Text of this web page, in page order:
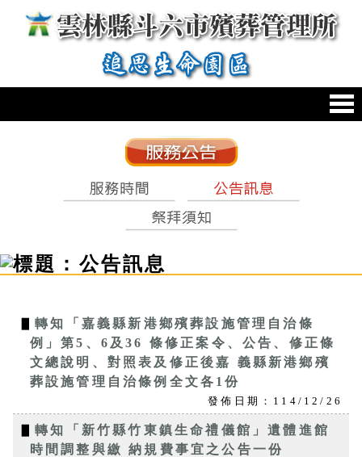
跳到主要內容區塊
▋轉知「嘉義縣新港鄉殯葬設施管理自治條
例」第5、6及36 條修正案令、公告、修正條
文總說明、對照表及修正後嘉 義縣新港鄉殯
葬設施管理自治條例全文各1份
發佈日期：114/12/26
▋轉知「新竹縣竹東鎮生命禮儀館」遺體進館
時間調整與繳 納規費事宜之公告一份